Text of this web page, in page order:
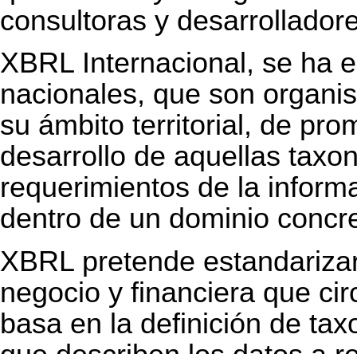
consultoras y
XBRL Internacional, se ha
nacionales, que son
su ámbito territorial, de
desarrollo de aquellas
requerimientos de la
dentro de un dominio
XBRL pretende
negocio y financiera que
basa en la definición de